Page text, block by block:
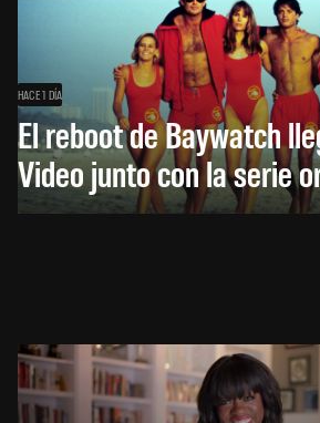
HACE 1 DÍA
El reboot de Baywatch
Video junto con la serie